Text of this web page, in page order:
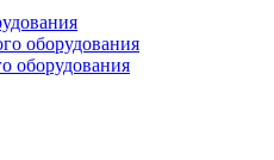
оборудования
оборудования